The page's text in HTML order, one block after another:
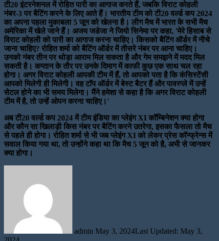
टी20 इंटरनेशनल में रोहित पारी का आगाज करते हैं, जबकि विराट कोहली
नंबर-3 पर बैटिंग करने के लिए आते हैं। भारतीय टीम को टी20 वर्ल्ड कप 2024
का अपना पहला मुकाबला 5 जून को खेलना है। लीग मैच में भारत के सभी मैच
अमेरिका में खेले जाने हैं। अजय जडेजा ने जियो सिनेमा पर कहा, 'मेरे हिसाब से
विराट कोहली को पारी का आगाज करना चाहिए। किसको बैटिंग ऑर्डर में नीचे
जाना चाहिए? रोहित शर्मा को बैटिंग ऑर्डर में तीसरे नंबर पर आना चाहिए।
उनको नंबर तीन पर थोड़ा आराम मिल सकता है और गेम समझने में मदद मिल
सकती है। कप्तान के तौर पर उनके दिमाग में काफी कुछ एक साथ चल रहा
होगा। अगर विराट कोहली आपकी टीम में हैं, तो आपको पता है कि कंसिस्टेंसी
आपको मिलेगी ही मिलेगी। वह टॉप ऑर्डर में बेस्ट बैटर हैं और पावरप्ले में उन्हें
सेटल होने का भी समय मिलेगा। मैंने हमेशा से कहा है कि अगर विराट कोहली
टीम में है, तो उन्हें ओपन करना चाहिए।'
अब टी20 वर्ल्ड कप 2024 में टीम इंडिया का प्लेइंग XI कॉम्बिनेशन क्या होगा
और कौन सा खिलाड़ी किस नंबर पर बैटिंग करने उतरेगा, इसका फैसला तो मैच
से पहले ही होगा। रोहित शर्मा से भी जब प्लेइंग XI को लेकर प्रेस कॉन्फ्रेन्स में
सवाल किया गया था, तो उन्होंने कहा था कि मैच 5 जून को है, अभी से जानकर
क्या होगा।
admin May 3, 2024Last Updated: May 3,